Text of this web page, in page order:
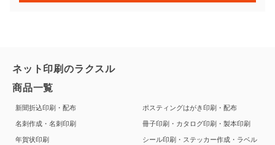
ネット印刷のラクスル
商品一覧
新聞折込印刷・配布
名刺作成・名刺印刷
年賀状印刷
ポスティングはがき印刷・配布
冊子印刷・カタログ印刷・製本印刷
シール印刷・ステッカー作成・ラベル